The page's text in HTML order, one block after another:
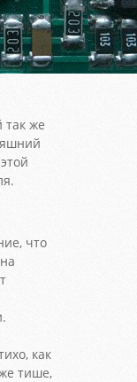
так же
что
как
тише,